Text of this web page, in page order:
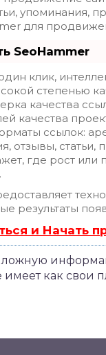
упоминания,
для
SeoHammer
клик,
степенью
качества
качества
ссылок:
отзывы, статьи,
где рост или
результаты
и Начать
ложную
как свои